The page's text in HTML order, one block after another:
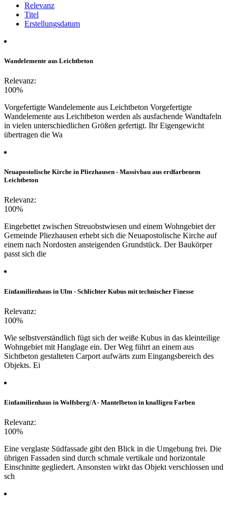
Relevanz
Titel
Erstellungsdatum
Wandelemente aus Leichtbeton
Relevanz:
100%
Vorgefertigte Wandelemente aus Leichtbeton Vorgefertigte
Wandelemente aus Leichtbeton werden als ausfachende Wandtafeln
in vielen unterschiedlichen Größen gefertigt. Ihr Eigengewicht
übertragen die Wa
Neuapostolische Kirche in Pliezhausen - Massivbau aus erdfarbenem
Leichtbeton
Relevanz:
100%
Eingebettet zwischen Streuobstwiesen und einem Wohngebiet der
Gemeinde Pliezhausen erhebt sich die Neuapostolische Kirche auf
einem nach Nordosten ansteigenden Grundstück. Der Baukörper
passt sich die
Einfamilienhaus in Ulm - Schlichter Kubus mit technischer Finesse
Relevanz:
100%
Wie selbstverständlich fügt sich der weiße Kubus in das kleinteilige
Wohngebiet mit Hanglage ein. Der Weg führt an einem aus
Sichtbeton gestalteten Carport aufwärts zum Eingangsbereich des
Objekts. Ei
Einfamilienhaus in Wolfsberg/A - Mantelbeton in knalligen Farben
Relevanz:
100%
Eine verglaste Südfassade gibt den Blick in die Umgebung frei. Die
übrigen Fassaden sind durch schmale vertikale und horizontale
Einschnitte gegliedert. Ansonsten wirkt das Objekt verschlossen und
sch